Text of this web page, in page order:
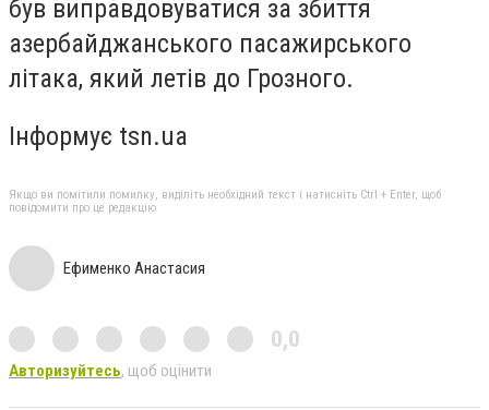
був виправдовуватися за збиття
азербайджанського пасажирського
літака, який летів до Грозного.
Інформує tsn.ua
Якщо ви помітили помилку, виділіть необхідний текст і натисніть Ctrl + Enter, щоб
повідомити про це редакцію
Ефименко Анастасия
0,0
Авторизуйтесь, щоб оцінити